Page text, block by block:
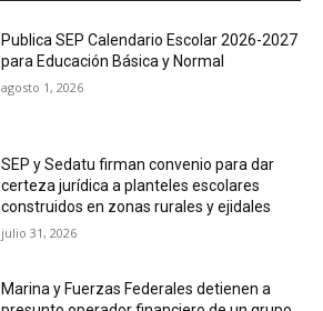
Publica SEP Calendario Escolar 2026-2027
para Educación Básica y Normal
agosto 1, 2026
SEP y Sedatu firman convenio para dar
certeza jurídica a planteles escolares
construidos en zonas rurales y ejidales
julio 31, 2026
Marina y Fuerzas Federales detienen a